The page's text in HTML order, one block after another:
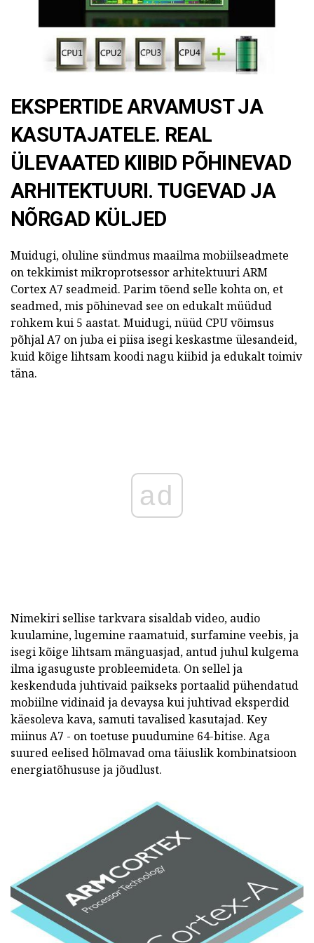
EKSPERTIDE ARVAMUST JA
KASUTAJATELE. REAL
ÜLEVAATED KIIBID PÕHINEVAD
ARHITEKTUURI. TUGEVAD JA
NÕRGAD KÜLJED
Muidugi, oluline sündmus maailma mobiilseadmete
on tekkimist mikroprotsessor arhitektuuri ARM
Cortex A7 seadmeid. Parim tõend selle kohta on, et
seadmed, mis põhinevad see on edukalt müüdud
rohkem kui 5 aastat. Muidugi, nüüd CPU võimsus
põhjal A7 on juba ei piisa isegi keskastme ülesandeid,
kuid kõige lihtsam koodi nagu kiibid ja edukalt toimiv
täna.
ad
Nimekiri sellise tarkvara sisaldab video, audio
kuulamine, lugemine raamatuid, surfamine veebis, ja
isegi kõige lihtsam mänguasjad, antud juhul kulgema
ilma igasuguste probleemideta. On sellel ja
keskenduda juhtivaid paikseks portaalid pühendatud
mobiilne vidinaid ja devaysa kui juhtivad eksperdid
käesoleva kava, samuti tavalised kasutajad. Key
miinus A7 - on toetuse puudumine 64-bitise. Aga
suured eelised hõlmavad oma täiuslik kombinatsioon
energiatõhususe ja jõudlust.